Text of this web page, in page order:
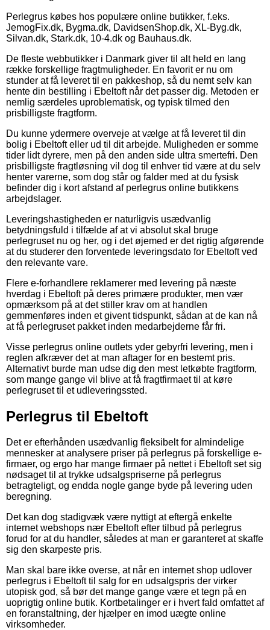
Perlegrus købes hos populære online butikker, f.eks.
JemogFix.dk, Bygma.dk, DavidsenShop.dk, XL-Byg.dk,
Silvan.dk, Stark.dk, 10-4.dk og Bauhaus.dk.
De fleste webbutikker i Danmark giver til alt held en lang
række forskellige fragtmuligheder. En favorit er nu om
stunder at få leveret til en pakkeshop, så du nemt selv kan
hente din bestilling i Ebeltoft når det passer dig. Metoden er
nemlig særdeles uproblematisk, og typisk tilmed den
prisbilligste fragtform.
Du kunne ydermere overveje at vælge at få leveret til din
bolig i Ebeltoft eller ud til dit arbejde. Muligheden er somme
tider lidt dyrere, men på den anden side ultra smertefri. Den
prisbilligste fragtløsning vil dog til enhver tid være at du selv
henter varerne, som dog står og falder med at du fysisk
befinder dig i kort afstand af perlegrus online butikkens
arbejdslager.
Leveringshastigheden er naturligvis usædvanlig
betydningsfuld i tilfælde af at vi absolut skal bruge
perlegruset nu og her, og i det øjemed er det rigtig afgørende
at du studerer den forventede leveringsdato for Ebeltoft ved
den relevante vare.
Flere e-forhandlere reklamerer med levering på næste
hverdag i Ebeltoft på deres primære produkter, men vær
opmærksom på at det stiller krav om at handlen
gemmenføres inden et givent tidspunkt, sådan at de kan nå
at få perlegruset pakket inden medarbejderne får fri.
Visse perlegrus online outlets yder gebyrfri levering, men i
reglen afkræver det at man aftager for en bestemt pris.
Alternativt burde man udse dig den mest letkøbte fragtform,
som mange gange vil blive at få fragtfirmaet til at køre
perlegruset til et udleveringssted.
Perlegrus til Ebeltoft
Det er efterhånden usædvanlig fleksibelt for almindelige
mennesker at analysere priser på perlegrus på forskellige e-
firmaer, og ergo har mange firmaer på nettet i Ebeltoft set sig
nødsaget til at trykke udsalgspriserne på perlegrus
betragteligt, og endda nogle gange byde på levering uden
beregning.
Det kan dog stadigvæk være nyttigt at eftergå enkelte
internet webshops nær Ebeltoft efter tilbud på perlegrus
forud for at du handler, således at man er garanteret at skaffe
sig den skarpeste pris.
Man skal bare ikke overse, at når en internet shop udlover
perlegrus i Ebeltoft til salg for en udsalgspris der virker
utopisk god, så bør det mange gange være et tegn på en
uoprigtig online butik. Kortbetalinger er i hvert fald omfattet af
en foranstaltning, der hjælper en imod uægte online
virksomheder.